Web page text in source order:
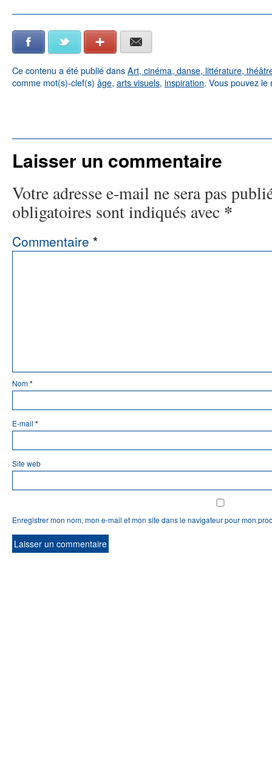
Facebook Twitter Google+
Ce contenu a été publié dansArt, cinéma, danse, littérature,
comme mot(s)-clef(s) âge, arts visuels, inspiration. Vous pouvez
Laisser un commentaire
Votre adresse e-mail ne sera pas
obligatoires sont indiqués avec *
Commentaire *
Nom*
E-mail *
Site web
Enregistrer mon nom, mon e-mail et mon site dans le navigateur pour mon